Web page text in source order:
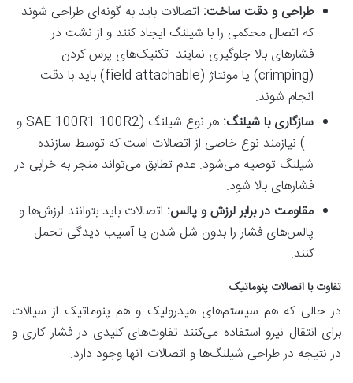
طراحی و دقت ساخت: اتصالات باید به گونه‌ای طراحی شوند
که اتصال محکمی را با شیلنگ ایجاد کنند و از نشت در
فشارهای بالا جلوگیری نمایند. تکنیک‌های پرس کردن
(crimping) یا مونتاژ (field attachable) باید با دقت
انجام شوند.
سازگاری با شیلنگ:
هر نوع شیلنگ (SAE 100R1 100R2 و
…) نیازمند نوع خاصی از اتصالات است که توسط سازنده
شیلنگ توصیه می‌شود. عدم تطابق می‌تواند منجر به خرابی در
فشارهای بالا شود.
مقاومت در برابر لرزش و پالس: اتصالات باید بتوانند لرزش‌ها و
پالس‌های فشار را بدون شل شدن یا آسیب دیدگی تحمل
کنند.
تفاوت با اتصالات پنوماتیک
در حالی که هم سیستم‌های هیدرولیک و هم پنوماتیک از سیالات
برای انتقال نیرو استفاده می‌کنند تفاوت‌های کلیدی در فشار کاری و
در نتیجه در طراحی شیلنگ‌ها و اتصالات آنها وجود دارد.